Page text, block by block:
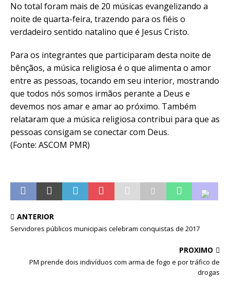
No total foram mais de 20 músicas evangelizando a
noite de quarta-feira, trazendo para os fiéis o
verdadeiro sentido natalino que é Jesus Cristo.
Para os integrantes que participaram desta noite de
bênçãos, a música religiosa é o que alimenta o amor
entre as pessoas, tocando em seu interior, mostrando
que todos nós somos irmãos perante a Deus e
devemos nos amar e amar ao próximo. Também
relataram que a música religiosa contribui para que as
pessoas consigam se conectar com Deus.
(Fonte: ASCOM PMR)
ANTERIOR
Servidores públicos municipais celebram conquistas de 2017
PRÓXIMO
PM prende dois indivíduos com arma de fogo e por tráfico de
drogas